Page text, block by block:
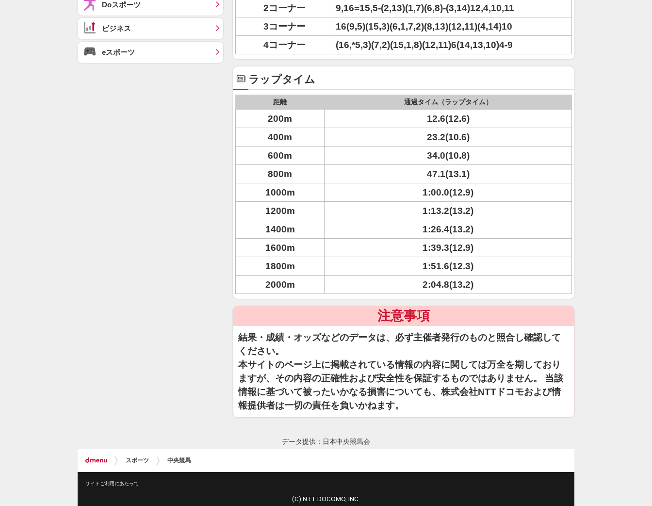
2コーナー
9,16=15,5-(2,13)(1,7)(6,8)-(3,14)12,4,10,11
3コーナー
16(9,5)(15,3)(6,1,7,2)(8,13)(12,11)(4,14)10
4コーナー
(16,*5,3)(7,2)(15,1,8)(12,11)6(14,13,10)4-9
ラップタイム
距離 通過タイム（ラップタイム）
200m
12.6(12.6)
400m
23.2(10.6)
600m
34.0(10.8)
800m
47.1(13.1)
1000m
1:00.0(12.9)
1200m
1:13.2(13.2)
1400m
1:26.4(13.2)
1600m
1:39.3(12.9)
1800m
1:51.6(12.3)
2000m
2:04.8(13.2)
注意事項
結果・成績・オッズなどのデータは、必ず主催者発行のものと照合し確認して
ください。
本サイトのページ上に掲載されている情報の内容に関しては万全を期しており
ますが、その内容の正確性および安全性を保証するものではありません。 当該
情報に基づいて被ったいかなる損害についても、株式会社NTTドコモおよび情
報提供者は一切の責任を負いかねます。
Doスポーツ
ビジネス
eスポーツ
データ提供：日本中央競馬会
スポーツ 中央競馬
サイトご利用にあたって
(C) NTT DOCOMO, INC.